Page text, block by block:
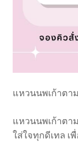
แหวนนพเก้าตา
แหวนนพเก้าตา
ใส่ใจทุกดีเทล เ